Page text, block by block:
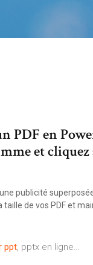
PDF en
et
publicité
de vos PDF et
ppt, pptx en ligne…